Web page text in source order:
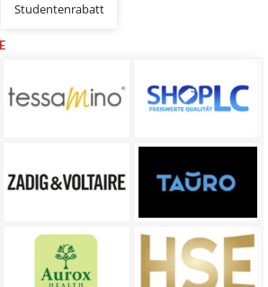
Studentenrabatt